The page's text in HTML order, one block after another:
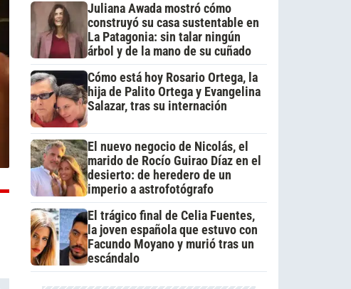
Juliana Awada mostró cómo
construyó su casa sustentable en
La Patagonia: sin talar ningún
árbol y de la mano de su cuñado
Cómo está hoy Rosario Ortega, la
hija de Palito Ortega y Evangelina
Salazar, tras su internación
El nuevo negocio de Nicolás, el
marido de Rocío Guirao Díaz en el
desierto: de heredero de un
imperio a astrofotógrafo
El trágico final de Celia Fuentes,
la joven española que estuvo con
Facundo Moyano y murió tras un
escándalo